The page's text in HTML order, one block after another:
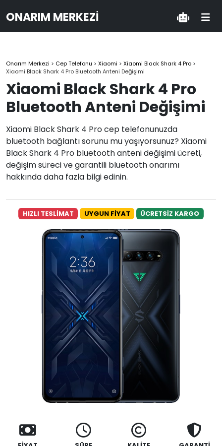
ONARIM MERKEZI
Onarım Merkezi > Cep Telefonu > Xiaomi > Xiaomi Black Shark 4 Pro >
Xiaomi Black Shark 4 Pro Bluetooth Anteni Değişimi
Xiaomi Black Shark 4 Pro
Bluetooth Anteni Değişimi
Xiaomi Black Shark 4 Pro cep telefonunuzda
bluetooth bağlantı sorunu mu yaşıyorsunuz? Xiaomi
Black Shark 4 Pro bluetooth anteni değişimi ücreti,
değişim süreci ve garantili bluetooth onarımı
hakkında daha fazla bilgi edinin.
HIZLI TESLİMAT UYGUN FİYAT ÜCRETSİZ KARGO